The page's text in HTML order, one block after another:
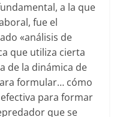
a la que
fue el
«análisis de
que utiliza cierta
de la dinámica de
formular… cómo
para formar
que se